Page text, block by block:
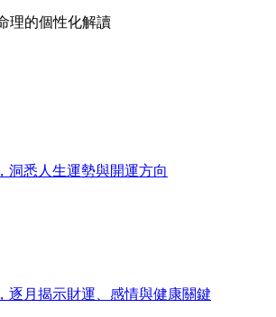
理的個性化解讀
洞悉人生運勢與開運方向
逐月揭示財運、感情與健康關鍵